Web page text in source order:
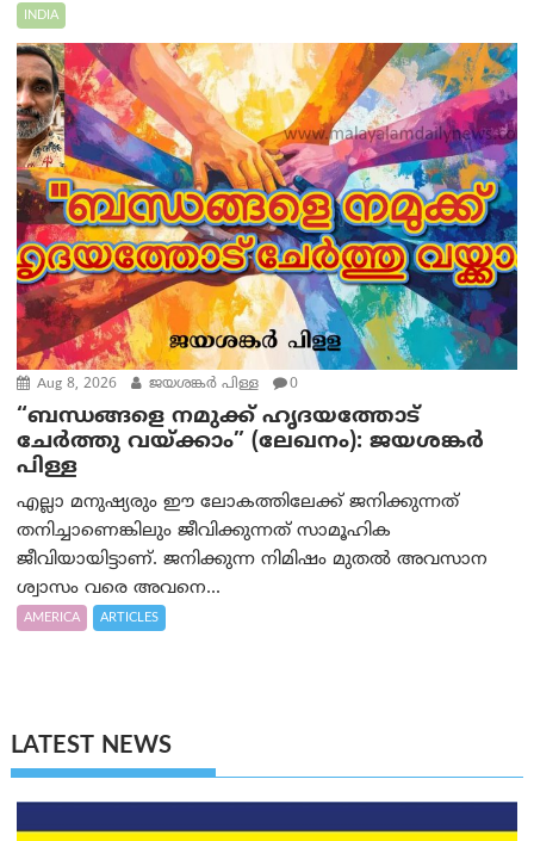
INDIA
Aug 8, 2026 ജയശങ്കര്‍ പിള്ള 0
“ബന്ധങ്ങളെ നമുക്ക് ഹൃദയത്തോട്
ചേർത്തു വയ്ക്കാം” (ലേഖനം): ജയശങ്കര്‍
പിള്ള
എല്ലാ മനുഷ്യരും ഈ ലോകത്തിലേക്ക് ജനിക്കുന്നത്
തനിച്ചാണെങ്കിലും ജീവിക്കുന്നത് സാമൂഹിക
ജീവിയായിട്ടാണ്. ജനിക്കുന്ന നിമിഷം മുതൽ അവസാന
ശ്വാസം വരെ അവനെ...
AMERICA ARTICLES
LATEST NEWS